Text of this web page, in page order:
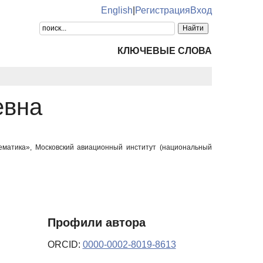
English РегистрацияВход
КЛЮЧЕВЫЕ СЛОВА
Московский авиационный институт (национальный
Профили автора
ORCID: 0000-0002-8019-8613